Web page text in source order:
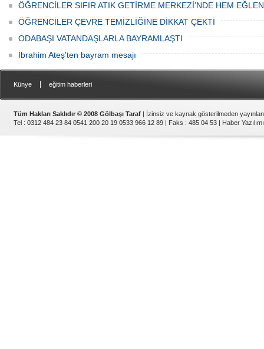
ÖĞRENCİLER SIFIR ATIK GETİRME MERKEZİ’NDE HEM
ÖĞRENCİLER ÇEVRE TEMİZLİĞİNE DİKKAT ÇEKTİ
ODABAŞI VATANDAŞLARLA BAYRAMLAŞTI
İbrahim Ateş'ten bayram mesajı
Künye eğitim haberleri
Tüm Hakları Saklıdır © 2008 Gölbaşı Taraf | İzinsiz ve kaynak gösterilmeden
Tel : 0312 484 23 84 0541 200 20 19 0533 966 12 89 | Faks : 485 04 53 | Haber Yazılımı